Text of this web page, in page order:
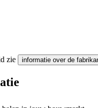
zie informatie over de